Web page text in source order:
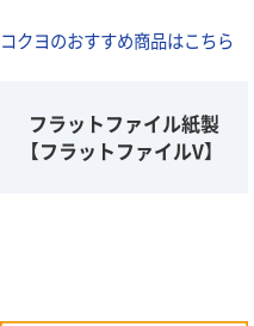
コクヨのおすすめ商品はこちら
フラットファイル紙製
【フラットファイルV】